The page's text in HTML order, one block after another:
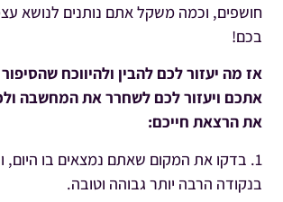
חושפים, וכמה משקל אתם נותנים לנושא
בכם!
אז מה יעזור לכם להבין ולהיווכח
אתכם ויעזור לכם לשחרר את המחשבה
את הרצאת חייכם:
1. בדקו את המקום שאתם נמצאים בו היום,
בנקודה הרבה יותר גבוהה וטובה.